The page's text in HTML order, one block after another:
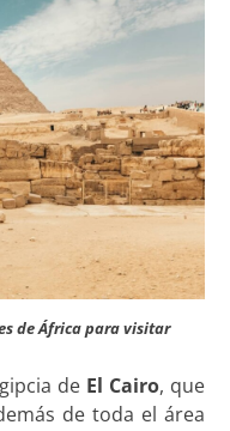
de África para visitar
de El Cairo, que
de toda el área